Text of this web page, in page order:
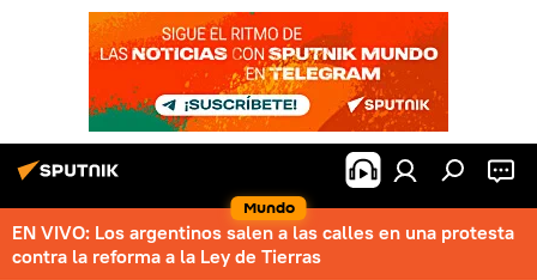
Mundo
EN VIVO: Los argentinos salen a las calles en una protesta
contra la reforma a la Ley de Tierras